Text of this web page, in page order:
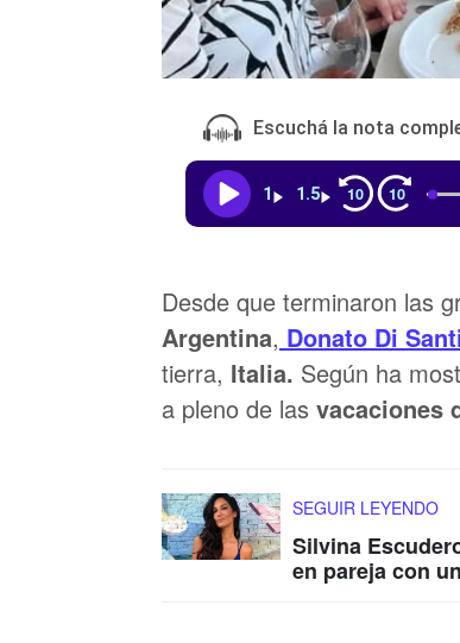
Escuchá la nota
1 1.5 10 10
Desde que terminaron las
Argentina, Donato Di
tierra, Italia. Según ha
a pleno de las vacaciones
SEGUIR LEYENDO
Silvina
en pareja con